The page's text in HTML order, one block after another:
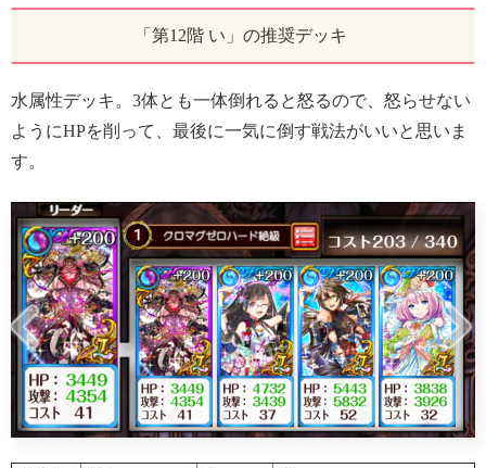
「第12階 い」の推奨デッキ
水属性デッキ。3体とも一体倒れると怒るので、怒らせない
ようにHPを削って、最後に一気に倒す戦法がいいと思いま
す。